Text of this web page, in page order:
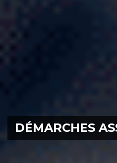
DÉMARCHES